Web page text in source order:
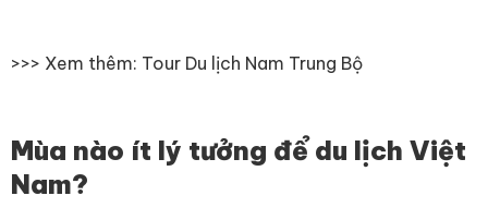
>>> Xem thêm: Tour Du lịch Nam Trung Bộ
Mùa nào ít lý tưởng để du lịch Việt
Nam?